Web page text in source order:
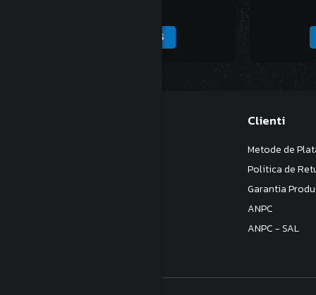
ADAUGA IN COS
Clienti
Metode de
Politica de
Garantia
ANPC
ANPC - SAL